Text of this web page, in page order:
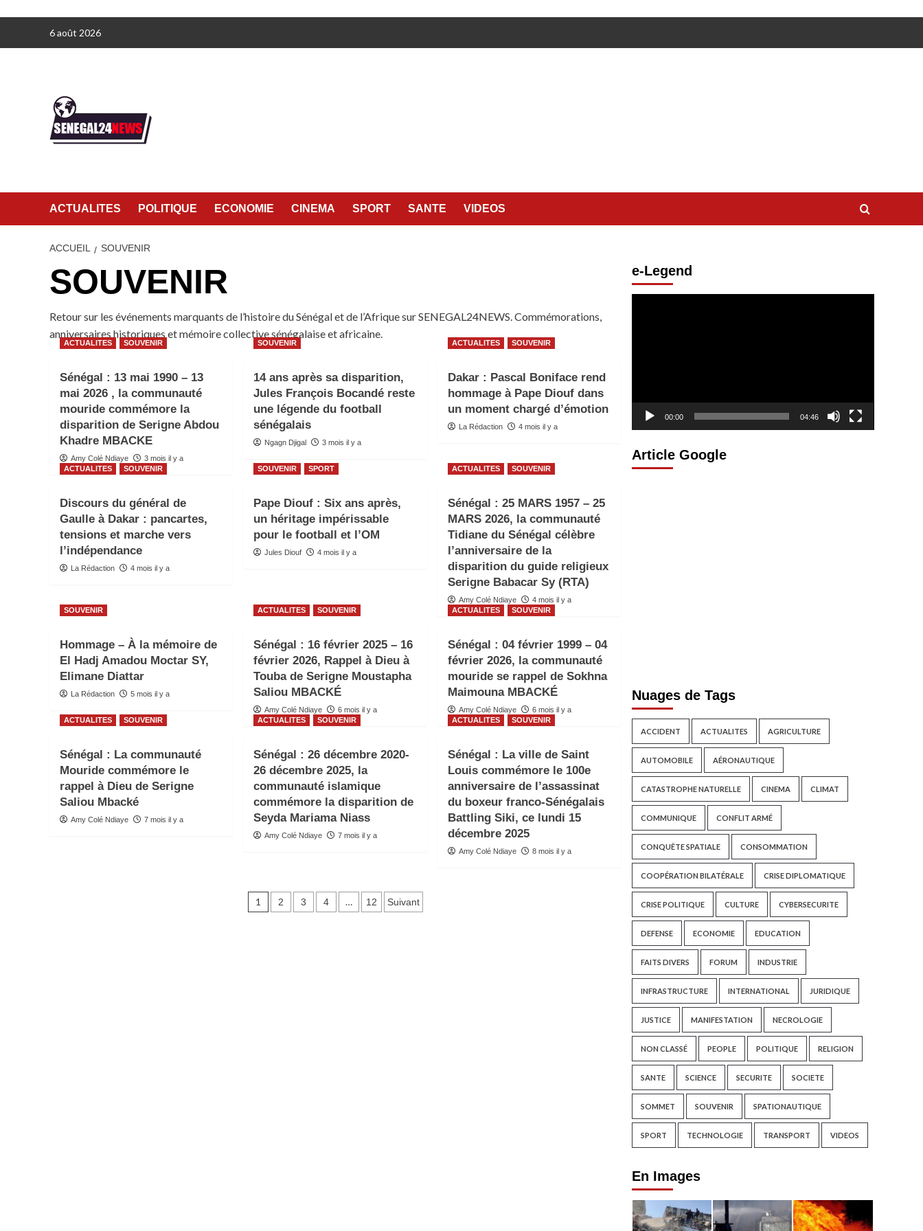
6 août 2026
ACTUALITES POLITIQUE ECONOMIE CINEMA SPORT SANTE VIDEOS
ACCUEIL SOUVENIR
SOUVENIR
Retour sur les événements marquants de l’histoire du Sénégal et de l’Afrique sur SENEGAL24NEWS. Commémorations,
anniversaires historiques et mémoire collective sénégalaise et africaine.
ACTUALITES SOUVENIR
Sénégal : 13 mai 1990 – 13
mai 2026 , la communauté
mouride commémore la
disparition de Serigne Abdou
Khadre MBACKE
Amy Colé Ndiaye 3 mois il y a
SOUVENIR
14 ans après sa disparition,
Jules François Bocandé reste
une légende du football
sénégalais
Ngagn Djigal 3 mois il y a
ACTUALITES SOUVENIR
Dakar : Pascal Boniface rend
hommage à Pape Diouf dans
un moment chargé d’émotion
La Rédaction 4 mois il y a
ACTUALITES SOUVENIR
Discours du général de
Gaulle à Dakar : pancartes,
tensions et marche vers
l’indépendance
La Rédaction 4 mois il y a
SOUVENIR SPORT
Pape Diouf : Six ans après,
un héritage impérissable
pour le football et l’OM
Jules Diouf 4 mois il y a
ACTUALITES SOUVENIR
Sénégal : 25 MARS 1957 – 25
MARS 2026, la communauté
Tidiane du Sénégal célèbre
l’anniversaire de la
disparition du guide religieux
Serigne Babacar Sy (RTA)
Amy Colé Ndiaye
4 mois il y a
SOUVENIR
Hommage – À la mémoire de
El Hadj Amadou Moctar SY,
Elimane Diattar
La Rédaction 5 mois il y a
ACTUALITES SOUVENIR
Sénégal : 16 février 2025 – 16
février 2026, Rappel à Dieu à
Touba de Serigne Moustapha
Saliou MBACKÉ
Amy Colé Ndiaye 6 mois il y a
ACTUALITES SOUVENIR
Sénégal : 04 février 1999 – 04
février 2026, la communauté
mouride se rappel de Sokhna
Maimouna MBACKÉ
Amy Colé Ndiaye
6 mois il y a
ACTUALITES
SOUVENIR
Sénégal : La communauté
Mouride commémore le
rappel à Dieu de Serigne
Saliou Mbacké
Amy Colé Ndiaye 7 mois il y a
ACTUALITES SOUVENIR
Sénégal : 26 décembre 2020-
26 décembre 2025, la
communauté islamique
commémore la disparition de
Seyda Mariama Niass
Amy Colé Ndiaye 7 mois il y a
ACTUALITES SOUVENIR
Sénégal : La ville de Saint
Louis commémore le 100e
anniversaire de l’assassinat
du boxeur franco-Sénégalais
Battling Siki, ce lundi 15
décembre 2025
Amy Colé Ndiaye 8 mois il y a
Pagination
1 2 3 4 … 12 Suivant
e-Legend
00:00 04:46
Article Google
Nuages de Tags
ACCIDENT ACTUALITES AGRICULTURE
AUTOMOBILE AÉRONAUTIQUE
CATASTROPHE NATURELLE CINEMA CLIMAT
COMMUNIQUE CONFLIT ARMÉ
CONQUÊTE SPATIALE CONSOMMATION
COOPÉRATION BILATÉRALE CRISE DIPLOMATIQUE
CRISE POLITIQUE CULTURE CYBERSECURITE
DEFENSE ECONOMIE EDUCATION
FAITS DIVERS FORUM INDUSTRIE
INFRASTRUCTURE INTERNATIONAL JURIDIQUE
JUSTICE MANIFESTATION NECROLOGIE
NON CLASSÉ PEOPLE POLITIQUE RELIGION
SANTE SCIENCE SECURITE SOCIETE
SOMMET SOUVENIR SPATIONAUTIQUE
SPORT TECHNOLOGIE TRANSPORT VIDEOS
En Images